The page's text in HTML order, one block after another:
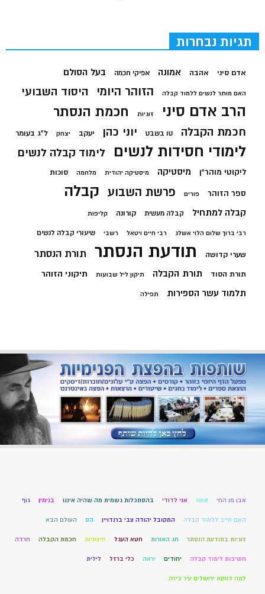
תגיות נבחרות
אדם סיני אהבה אמונה אפיקי חכמה בעל הסולם
האם מותר לנשים ללמוד קבלה הזוהר היומי היסוד השבועי
הרב אדם סיני זוגיות חכמת הנסתר
חכמת הקבלה טו בשבט יוני כהן יעקב יצחק ל"ג בעומר
לימודי חסידות לנשים לימוד קבלה לנשים
ליקוטי מוהר"ן מיסטיקה מיסטיקה יהודית מלחמה סוכות
ספר הזוהר פורים פרשת השבוע קבלה
קבלה למתחיל קבלה מעשית קורונה קליפות
רבי ברוך שלום הלוי אשלג רבי חיים ויטאל רשבי שיעורי קבלה לנשים
שערי קדושה תודעת הנסתר תורת הנסתר
תורת הסוד תורת הקבלה תיקון ליל שבועות תיקוני הזוהר
תלמוד עשר הספירות תפילה
אבן מן החי אמת אני לדודי בהסתכלות גשמית מה שהיה איננו בנימין גוף
האם חייב ללמוד קבלה המקובל יהודה צבי ברנדויין הס העולם הבא
זוגיות בתודעת הנסתר חג האורות חטא העגל חיצוניות חכמת הקבלה חרדה
חשיבות לימוד קבלה יחודים יראה כלי ברזל לילית
למה דווקא ירושלים עיר בירה